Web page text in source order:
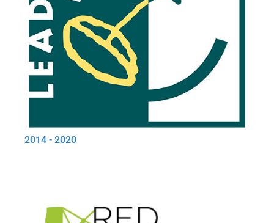
2014 - 2020